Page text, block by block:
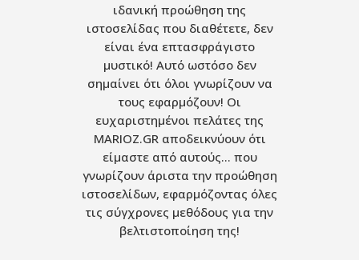
ιδανική προώθηση της
ιστοσελίδας που διαθέτετε, δεν
είναι ένα επτασφράγιστο
μυστικό! Αυτό ωστόσο δεν
σημαίνει ότι όλοι γνωρίζουν να
τους εφαρμόζουν! Οι
ευχαριστημένοι πελάτες της
MARIOZ.GR αποδεικνύουν ότι
είμαστε από αυτούς… που
γνωρίζουν άριστα την προώθηση
ιστοσελίδων, εφαρμόζοντας όλες
τις σύγχρονες μεθόδους για την
βελτιστοποίηση της!